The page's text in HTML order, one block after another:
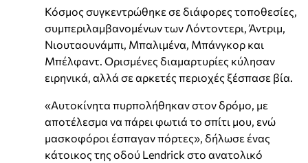
Κόσμος συγκεντρώθηκε σε διάφορες τοποθεσίες,
συμπεριλαμβανομένων των Λόντοντερι, Άντριμ,
Νιουταουνάμπι, Μπαλιμένα, Μπάνγκορ και
Μπέλφαντ. Ορισμένες διαμαρτυρίες κύλησαν
ειρηνικά, αλλά σε αρκετές περιοχές ξέσπασε βία.
«Αυτοκίνητα πυρπολήθηκαν στον δρόμο, με
αποτέλεσμα να πάρει φωτιά το σπίτι μου, ενώ
μασκοφόροι έσπαγαν πόρτες», δήλωσε ένας
κάτοικος της οδού Lendrick στο ανατολικό